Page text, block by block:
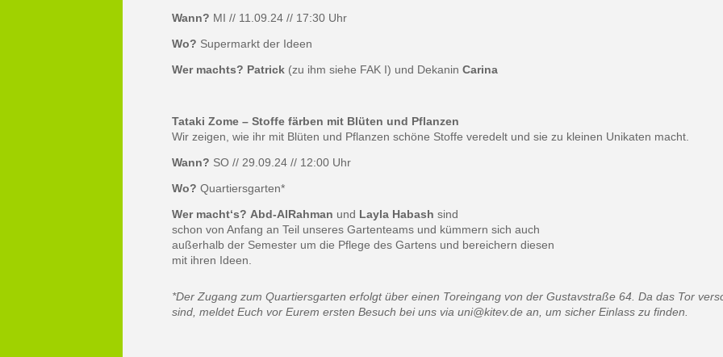
Wann? MI // 11.09.24 // 17:30 Uhr
Wo? Supermarkt der Ideen
Wer machts? Patrick (zu ihm siehe FAK I) und Dekanin Carina
Tataki Zome – Stoffe färben mit Blüten und Pflanzen
Wir zeigen, wie ihr mit Blüten und Pflanzen schöne Stoffe veredelt und sie zu kleinen Unikaten macht.
Wann? SO // 29.09.24 // 12:00 Uhr
Wo? Quartiersgarten*
Wer macht‘s? Abd-AlRahman und Layla Habash sind
schon von Anfang an Teil unseres Gartenteams und kümmern sich auch
außerhalb der Semester um die Pflege des Gartens und bereichern diesen
mit ihren Ideen.
*Der Zugang zum Quartiersgarten erfolgt über einen Toreingang von der Gustavstraße 64. Da das Tor
sind, meldet Euch vor Eurem ersten Besuch bei uns via uni@kitev.de an, um sicher Einlass zu finden.